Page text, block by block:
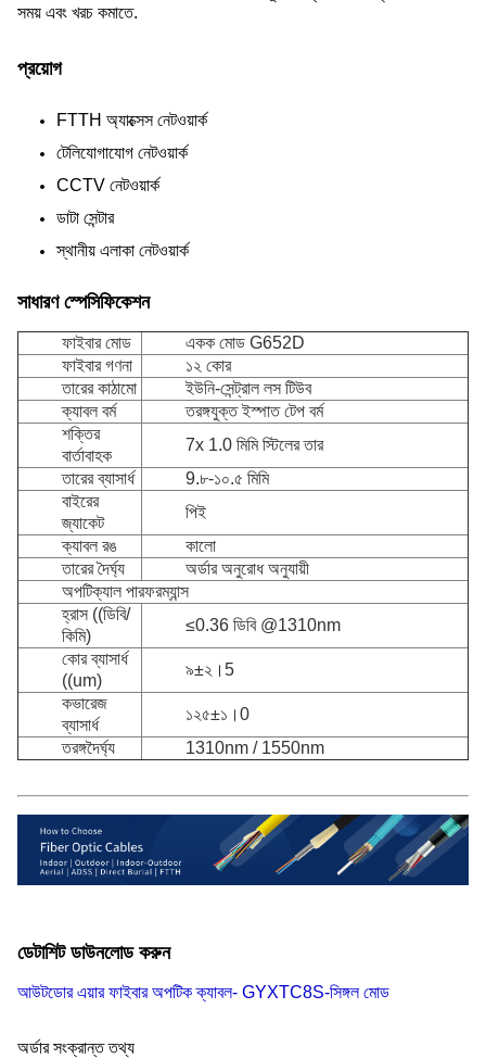
সময় এবং খরচ কমাতে.
প্রয়োগ
FTTH অ্যাক্সেস নেটওয়ার্ক
টেলিযোগাযোগ নেটওয়ার্ক
CCTV নেটওয়ার্ক
ডাটা সেন্টার
স্থানীয় এলাকা নেটওয়ার্ক
সাধারণ স্পেসিফিকেশন
ফাইবার মোড
একক মোড G652D
ফাইবার গণনা
১২ কোর
তারের কাঠামো
ইউনি-সেন্ট্রাল লস টিউব
ক্যাবল বর্ম
তরঙ্গযুক্ত ইস্পাত টেপ বর্ম
শক্তির
বার্তাবাহক
7x 1.0 মিমি স্টিলের তার
তারের ব্যাসার্ধ
9.৮-১০.৫ মিমি
বাইরের
জ্যাকেট
পিই
ক্যাবল রঙ
কালো
তারের দৈর্ঘ্য
অর্ডার অনুরোধ অনুযায়ী
অপটিক্যাল পারফরম্যান্স
হ্রাস ((ডিবি/
কিমি)
≤0.36 ডিবি @1310nm
কোর ব্যাসার্ধ
((um)
৯±২।5
কভারেজ
ব্যাসার্ধ
১২৫±১।0
তরঙ্গদৈর্ঘ্য
1310nm / 1550nm
ডেটাশিট ডাউনলোড করুন
আউটডোর এয়ার ফাইবার অপটিক ক্যাবল- GYXTC8S-সিঙ্গল মোড
অর্ডার সংক্রান্ত তথ্য